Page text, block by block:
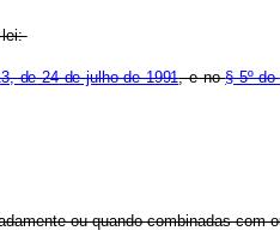
lei:
de 24 de julho de 1991, e no§ 5º
ou quando combinadas com